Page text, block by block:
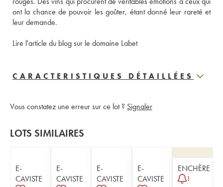
ont la chance de pouvoir les goûter, étant donné leur rareté et
leur demande.
Lire l'article du blog sur le domaine Labet
CARACTERISTIQUES DÉTAILLÉES
Vous constatez une erreur sur ce lot ? Signaler
LOTS SIMILAIRES
E-
CAVISTE
E-
CAVISTE
E-
CAVISTE
E-
CAVISTE
ENCHÈRE
1